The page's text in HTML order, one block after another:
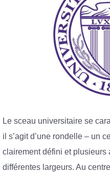
Le sceau universitaire se
il s’agit d’une rondelle – un
clairement défini et
différentes largeurs. Au